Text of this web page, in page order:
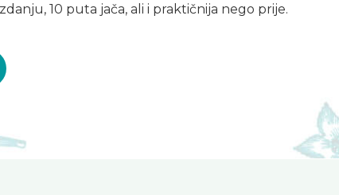
10 puta jača, ali i praktičnija nego prije.